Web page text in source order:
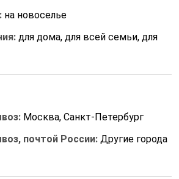
на новоселье
для дома, для всей семьи, для
Москва, Санкт-Петербург
почтой России: Другие города